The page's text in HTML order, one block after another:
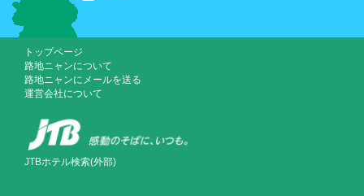
トップページ
路地ニャンについて
路地ニャンにメールを送る
運営会社について
JTBホテル検索(外部)